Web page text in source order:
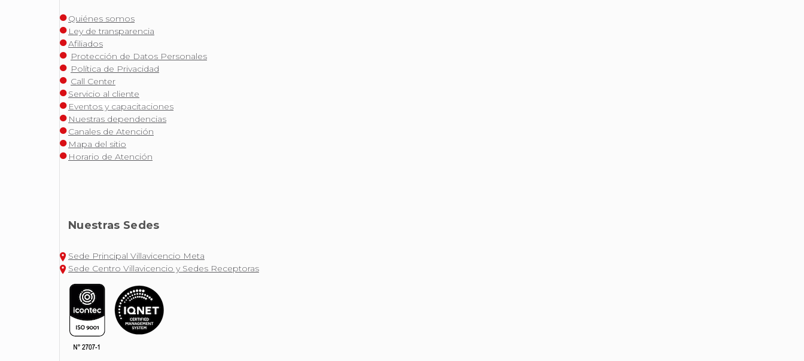
Quiénes somos
Ley de transparencia
Afiliados
Protección de Datos Personales
Política de Privacidad
Call Center
Servicio al cliente
Eventos y capacitaciones
Nuestras dependencias
Canales de Atención
Mapa del sitio
Horario de Atención
Nuestras Sedes
Sede Principal Villavicencio Meta
Sede Centro Villavicencio y Sedes Receptoras